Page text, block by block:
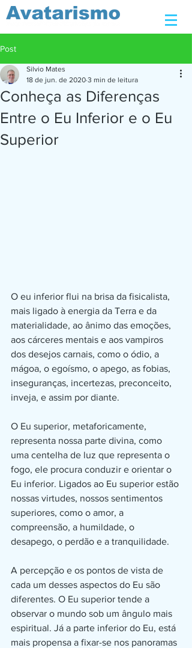
Post
Conheça as Diferenças
Entre o Eu Inferior e o Eu
Superior
Silvio Mates
18 de jun. de 2020 3 min de leitura
O eu inferior flui na brisa da fisicalista,
mais ligado à energia da Terra e da
materialidade, ao ânimo das emoções,
aos cárceres mentais e aos vampiros
dos desejos carnais, como o ódio, a
mágoa, o egoísmo, o apego, as fobias,
inseguranças, incertezas, preconceito,
inveja, e assim por diante.
O Eu superior, metaforicamente,
representa nossa parte divina, como
uma centelha de luz que representa o
fogo, ele procura conduzir e orientar o
Eu inferior. Ligados ao Eu superior estão
nossas virtudes, nossos sentimentos
superiores, como o amor, a
compreensão, a humildade, o
desapego, o perdão e a tranquilidade.
A percepção e os pontos de vista de
cada um desses aspectos do Eu são
diferentes. O Eu superior tende a
observar o mundo sob um ângulo mais
espiritual. Já a parte inferior do Eu, está
mais propensa a fixar-se nos panoramas